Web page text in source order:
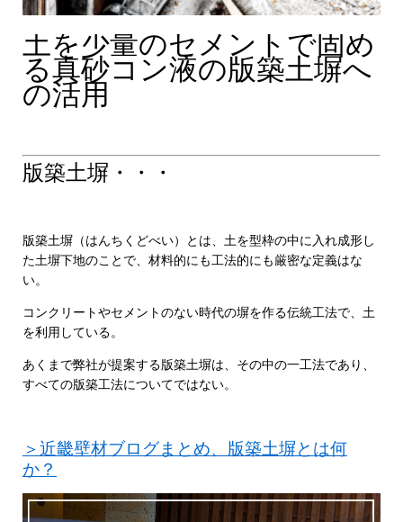
土を少量のセメントで固め
る真砂コン液の版築土塀へ
の活用
版築土塀・・・
版築土塀（はんちくどべい）とは、土を型枠の中に入れ成形し
た土塀下地のことで、材料的にも工法的にも厳密な定義はな
い。
コンクリートやセメントのない時代の塀を作る伝統工法で、土
を利用している。
あくまで弊社が提案する版築土塀は、その中の一工法であり、
すべての版築工法についてではない。
＞近畿壁材ブログまとめ、版築土塀とは何
か？